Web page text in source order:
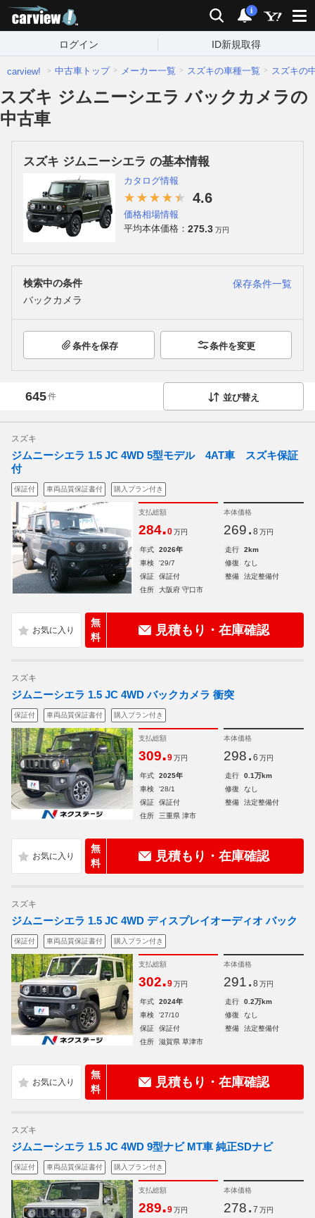
検索 通知
i
ログイン ID新規取得
carview! 中古車トップ メーカー一覧 スズキの車種一覧 スズキの
スズキ ジムニーシエラ バックカメラの
中古車
スズキ ジムニーシエラ の基本情報
カタログ情報
4.6
価格相場情報
平均本体価格： 275.3 万円
検索中の条件
保存条件一覧
バックカメラ
条件を保存 条件を変更
645件 並び替え
スズキ
ジムニーシエラ 1.5 JC 4WD 5型モデル 4AT車 スズキ保証
付
保証付 車両品質保証書付 購入プラン付き
支払総額
284.0 万円
本体価格
269. 8 万円
年式 2026年 走行
2km
車検
'29/7 修復
なし
保証
保証付 整備
法定整備付
住所
大阪府 守口市
無
料
見積もり・在庫確認
スズキ
ジムニーシエラ 1.5 JC 4WD バックカメラ 衝突
保証付 車両品質保証書付 購入プラン付き
支払総額
309.9 万円
本体価格
298. 6 万円
年式 2025年 走行
0.1万km
車検
'28/1 修復
なし
保証
保証付 整備
法定整備付
住所
三重県 津市
無
料
見積もり・在庫確認
スズキ
ジムニーシエラ 1.5 JC 4WD ディスプレイオーディオ バック
保証付 車両品質保証書付 購入プラン付き
支払総額
302.9 万円
本体価格
291. 8 万円
年式 2024年 走行
0.2万km
車検
'27/10 修復
なし
保証
保証付 整備
法定整備付
住所
滋賀県 草津市
無
料
見積もり・在庫確認
スズキ
ジムニーシエラ 1.5 JC 4WD 9型ナビ MT車 純正SDナビ
保証付 車両品質保証書付 購入プラン付き
支払総額
289.9 万円
本体価格
278. 7 万円